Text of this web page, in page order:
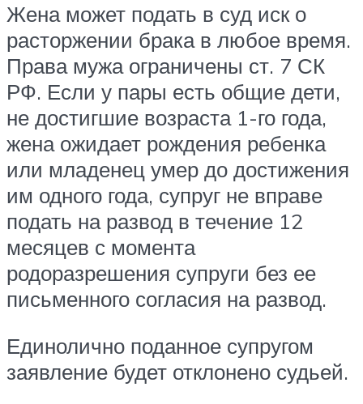
Жена может подать в суд иск о
расторжении брака в любое время.
Права мужа ограничены ст. 7 СК
РФ. Если у пары есть общие дети,
не достигшие возраста 1-го года,
жена ожидает рождения ребенка
или младенец умер до достижения
им одного года, супруг не вправе
подать на развод в течение 12
месяцев с момента
родоразрешения супруги без ее
письменного согласия на развод.
Единолично поданное супругом
заявление будет отклонено судьей.